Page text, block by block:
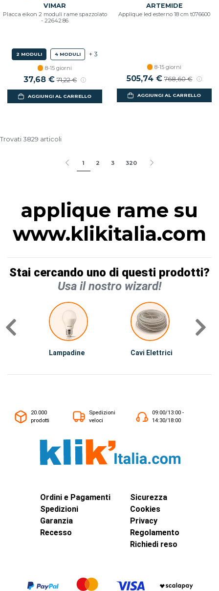
VIMAR
Placca eikon 2 moduli rame spazzolato
- 22642.86
2 MODULI 4 MODULI + 3
8-15 giorni
Prezzo scontato
37,68 € Prezzo di listino
71,22 €
AGGIUNGI AL CARRELLO
ARTEMIDE
Applique led esterno 18 cm t076600
8-15 giorni
Prezzo scontato
505,74 € Prezzo di listino
768,60 €
AGGIUNGI AL CARRELLO
Trovati 3829 articoli
1 2 3 320
applique rame su
www.klikitalia.com
Stai cercando uno di questi prodotti?
Usa il nostro wizard!
Lampadine Cavi Elettrici
20.000
prodotti
Spedizioni
veloci
09:00/13:00 -
14:30/18:00
Ordini e Pagamenti
Spedizioni
Garanzia
Recesso
Sicurezza
Cookies
Privacy
Regolamento
Richiedi reso